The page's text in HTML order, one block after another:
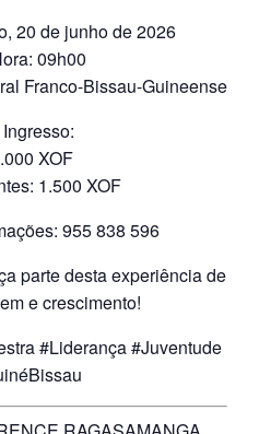
20 de junho de 2026
09h00
Franco-Bissau-Guineense
Ingresso:
XOF
1.500 XOF
955 838 596
parte desta experiência de
e crescimento!
#Liderança #Juventude